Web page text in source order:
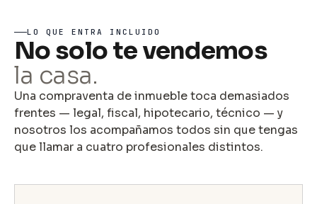
LO QUE ENTRA INCLUIDO
No solo te vendemos
la casa.
Una compraventa de inmueble toca demasiados
frentes — legal, fiscal, hipotecario, técnico — y
nosotros los acompañamos todos sin que tengas
que llamar a cuatro profesionales distintos.